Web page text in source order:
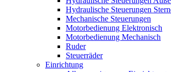
Hydraulische Steuerungen
Mechanische Steuerungen
Motorbedienung Elektronisch
Motorbedienung Mechanisch
Ruder
Steuerräder
Einrichtung